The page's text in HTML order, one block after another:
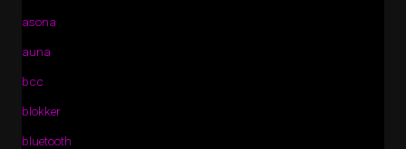
asona
auna
bcc
blokker
bluetooth